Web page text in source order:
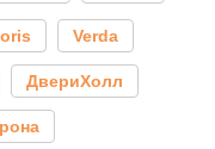
Verda
ДвериХолл